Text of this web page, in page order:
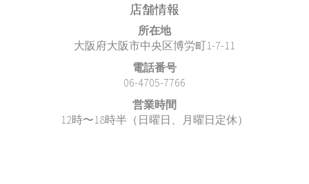
店舗情報
所在地
大阪府大阪市中央区博労町1-7-11
電話番号
06-4705-7766
営業時間
12時〜18時半（日曜日、月曜日定休）